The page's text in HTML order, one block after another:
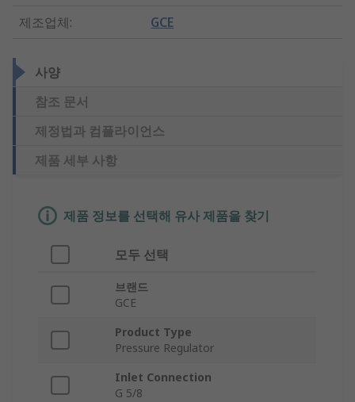
제조업체: GCE
사양
참조 문서
제정법과 컴플라이언스
제품 세부 사항
제품 정보를 선택해 유사 제품을 찾기
모두 선택
브랜드
GCE
Product Type
Pressure Regulator
Inlet Connection
G 5/8